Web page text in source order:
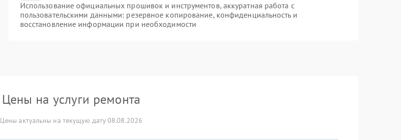
Использование официальных прошивок и инструментов, аккуратная работа с
пользовательскими данными: резервное копирование, конфиденциальность и
восстановление информации при необходимости
Цены на услуги ремонта
Цены актуальны на текущую дату 08.08.2026